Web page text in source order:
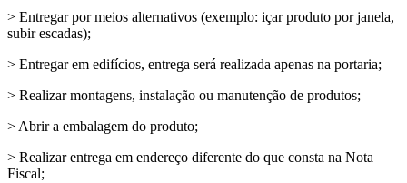
> Entregar por meios alternativos (exemplo: içar produto por janela,
subir escadas);
> Entregar em edifícios, entrega será realizada apenas na portaria;
> Realizar montagens, instalação ou manutenção de produtos;
> Abrir a embalagem do produto;
> Realizar entrega em endereço diferente do que consta na Nota
Fiscal;